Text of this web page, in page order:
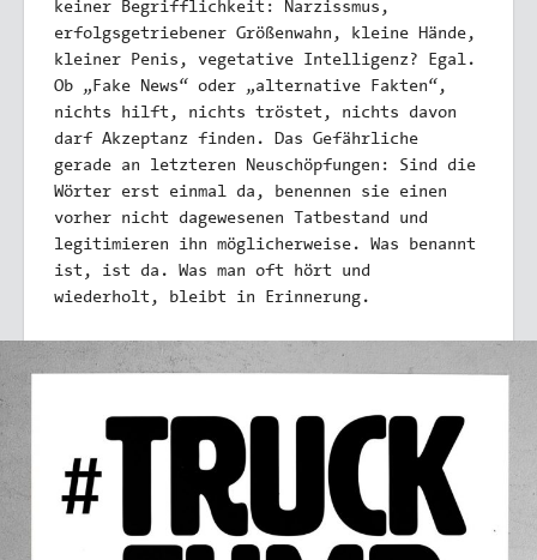
keiner Begrifflichkeit: Narzissmus,
erfolgsgetriebener Größenwahn, kleine Hände,
kleiner Penis, vegetative Intelligenz? Egal.
Ob „Fake News“ oder „alternative Fakten“,
nichts hilft, nichts tröstet, nichts davon
darf Akzeptanz finden. Das Gefährliche
gerade an letzteren Neuschöpfungen: Sind die
Wörter erst einmal da, benennen sie einen
vorher nicht dagewesenen Tatbestand und
legitimieren ihn möglicherweise. Was benannt
ist, ist da. Was man oft hört und
wiederholt, bleibt in Erinnerung.